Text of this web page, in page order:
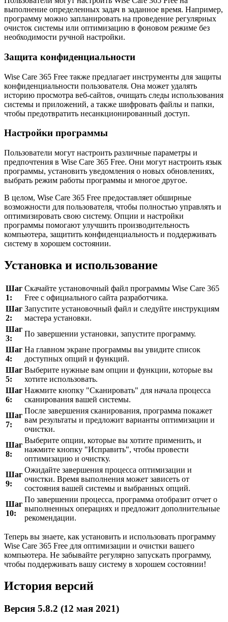
выполнение определенных задач в заданное время. Например,
программу можно запланировать на проведение регулярных
очисток системы или оптимизацию в фоновом режиме без
необходимости ручной настройки.
Защита конфиденциальности
Wise Care 365 Free также предлагает инструменты для защиты
конфиденциальности пользователя. Она может удалять
историю просмотра веб-сайтов, очищать следы использования
системы и приложений, а также шифровать файлы и папки,
чтобы предотвратить несанкционированный доступ.
Настройки программы
Пользователи могут настроить различные параметры и
предпочтения в Wise Care 365 Free. Они могут настроить язык
программы, установить уведомления о новых обновлениях,
выбрать режим работы программы и многое другое.
В целом, Wise Care 365 Free предоставляет обширные
возможности для пользователя, чтобы полностью управлять и
оптимизировать свою систему. Опции и настройки
программы помогают улучшить производительность
компьютера, защитить конфиденциальность и поддерживать
систему в хорошем состоянии.
Установка и использование
Шаг
1:
Скачайте установочный файл программы Wise Care 365
Free с официального сайта разработчика.
Шаг
2:
Запустите установочный файл и следуйте инструкциям
мастера установки.
Шаг
3:
По завершении установки, запустите программу.
Шаг
4:
На главном экране программы вы увидите список
доступных опций и функций.
Шаг
5:
Выберите нужные вам опции и функции, которые вы
хотите использовать.
Шаг
6:
Нажмите кнопку "Сканировать" для начала процесса
сканирования вашей системы.
Шаг
7:
После завершения сканирования, программа покажет
вам результаты и предложит варианты оптимизации и
очистки.
Шаг
8:
Выберите опции, которые вы хотите применить, и
нажмите кнопку "Исправить", чтобы провести
оптимизацию и очистку.
Шаг
9:
Ожидайте завершения процесса оптимизации и
очистки. Время выполнения может зависеть от
состояния вашей системы и выбранных опций.
Шаг
10:
По завершении процесса, программа отобразит отчет о
выполненных операциях и предложит дополнительные
рекомендации.
Теперь вы знаете, как установить и использовать программу
Wise Care 365 Free для оптимизации и очистки вашего
компьютера. Не забывайте регулярно запускать программу,
чтобы поддерживать вашу систему в хорошем состоянии!
История версий
Версия 5.8.2 (12 мая 2021)